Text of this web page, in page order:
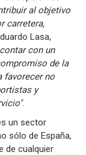
al objetivo
carretera,
Lasa,
con un
de la
favorecer no
y
.
un sector
sólo de España,
de cualquier